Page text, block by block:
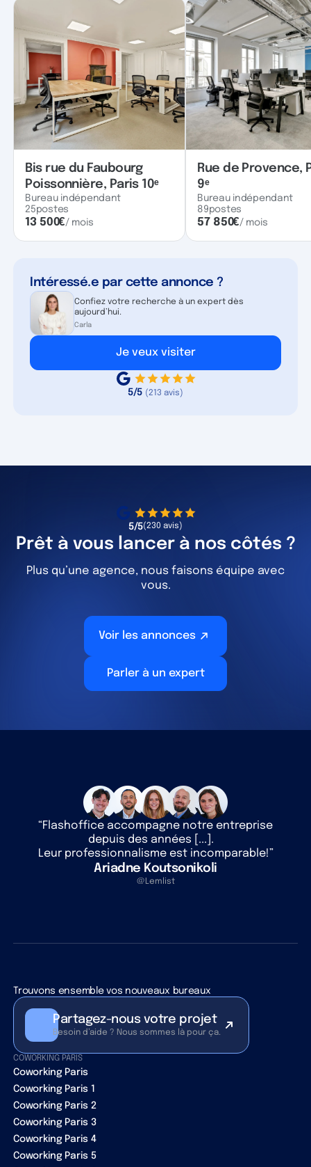
Bis rue du Faubourg
Poissonnière, Paris 10ᵉ
Bureau indépendant
25postes
13 500€/ mois
Rue de Provence,
9ᵉ
Bureau indépendant
89postes
57 850€/ mois
Intéressé.e par cette annonce ?
Confiez votre recherche à un expert dès
aujourd’hui.
Carla
Je veux visiter
5/5 (213 avis)
5/5(230 avis)
Prêt à vous lancer à nos côtés ?
Plus qu’une agence, nous faisons équipe avec
vous.
Voir les annonces
Parler à un expert
“Flashoffice accompagne notre entreprise
depuis des années [...].
Leur professionnalisme est incomparable!”
Ariadne Koutsonikoli
@Lemlist
Trouvons ensemble vos nouveaux bureaux
Partagez-nous votre projet
Besoin d’aide ? Nous sommes là pour ça.
COWORKING PARIS
Coworking Paris
Coworking Paris 1
Coworking Paris 2
Coworking Paris 3
Coworking Paris 4
Coworking Paris 5